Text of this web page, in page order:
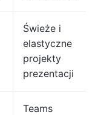
Świeże i
elastyczne
projekty
prezentacji
Teams